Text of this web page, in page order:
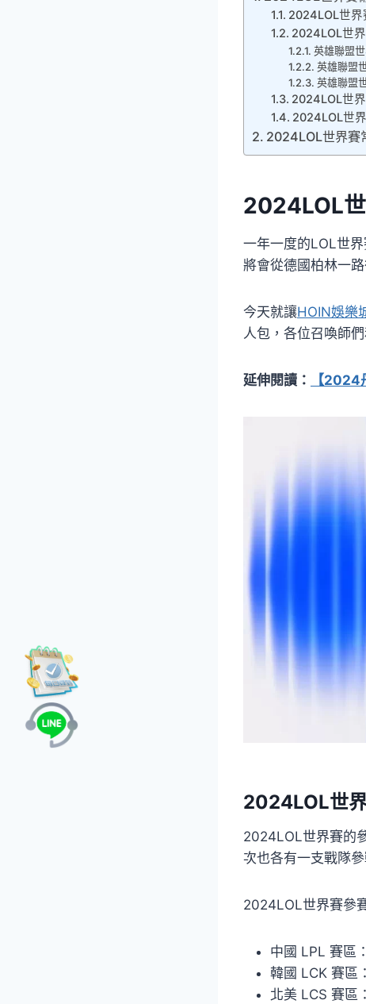
2024LOL世界
2024LOL世
英雄聯盟
英雄聯盟
英雄聯盟
2024LOL世
2024LOL世
2024LOL世界賽
2024LOL
一年一度的LOL世
將會從德國柏林一
今天就讓HOIN娛樂
人包，各位召喚師
延伸閱讀： 【2024
2024LOL世
2024LOL世界賽的
次也各有一支戰隊
2024LOL世界賽參
中國 LPL 賽區
韓國 LCK 賽區
北美 LCS 賽區